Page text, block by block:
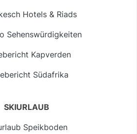
Hotels & Riads
Sehenswürdigkeiten
Kapverden
Südafrika
SKIURLAUB
Speikboden